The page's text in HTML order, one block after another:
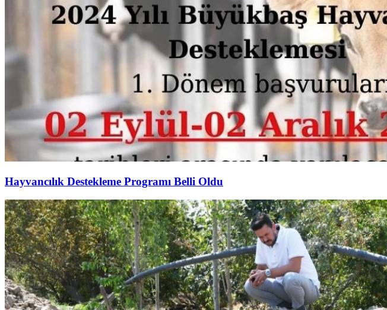
Hayvancılık Destekleme Programı Belli Oldu